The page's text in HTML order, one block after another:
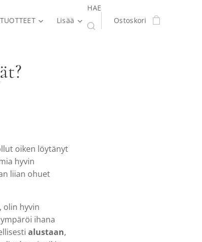
Lisää
HAE
Ostoskori
oiken löytänyt
hyvin
liian ohuet
olin hyvin
ympäröi ihana
alustaan,